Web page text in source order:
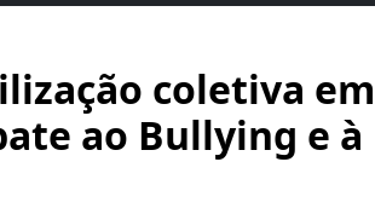
coletiva em
ao Bullying e à